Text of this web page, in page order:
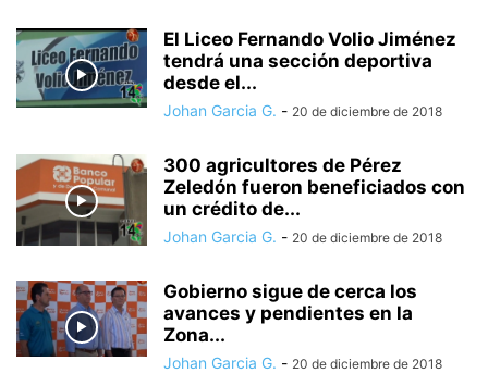
El Liceo Fernando Volio Jiménez
tendrá una sección deportiva
desde el...
Johan Garcia G. - 20 de diciembre de 2018
300 agricultores de Pérez
Zeledón fueron beneficiados con
un crédito de...
Johan Garcia G. - 20 de diciembre de 2018
Gobierno sigue de cerca los
avances y pendientes en la
Zona...
Johan Garcia G. - 20 de diciembre de 2018